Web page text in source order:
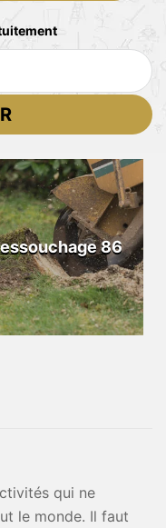
86
qui ne
le monde. Il faut